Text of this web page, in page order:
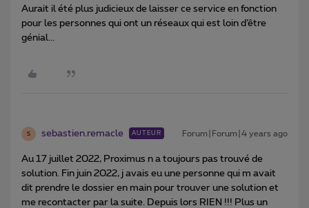
Aurait il été plus judicieux de laisser ce service en fonction
pour les personnes qui ont un réseaux qui est loin d’être
génial...
S sebastien.remacle AUTEUR Forum|Forum|4 years ago
Au 17 juillet 2022, Proximus n a toujours pas trouvé de
solution. Fin juin 2022, j avais eu une personne qui m avait
dit prendre le dossier en main pour trouver une solution et
me recontacter par la suite. Depuis lors RIEN !!! Plus un